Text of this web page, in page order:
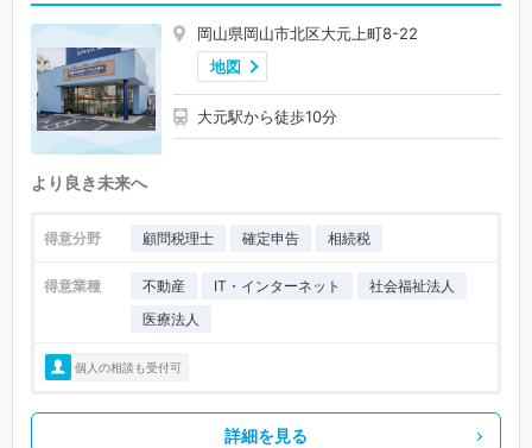
岡山県岡山市北区大元上町8-22
地図
大元駅から徒歩10分
より良き未来へ
得意分野 顧問税理士 確定申告 相続税
得意業種 不動産 IT・インターネット
社会福祉法人
医療法人
個人の相談も受付可
詳細を見る